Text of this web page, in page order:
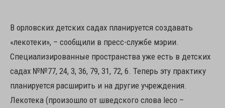
В орловских детских садах планируется создавать
«лекотеки», – сообщили в пресс-службе мэрии.
Специализированные пространства уже есть в детских
садах №№77, 24, 3, 36, 79, 31, 72, 6. Теперь эту практику
планируется расширить и на другие учреждения.
Лекотека (произошло от шведского слова leco –